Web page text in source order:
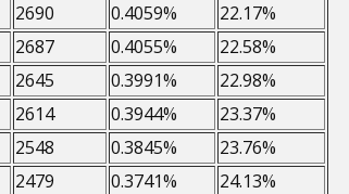
2690 0.4059%
22.17%
2687 0.4055%
22.58%
2645 0.3991%
22.98%
2614 0.3944%
23.37%
2548 0.3845%
23.76%
2479 0.3741%
24.13%